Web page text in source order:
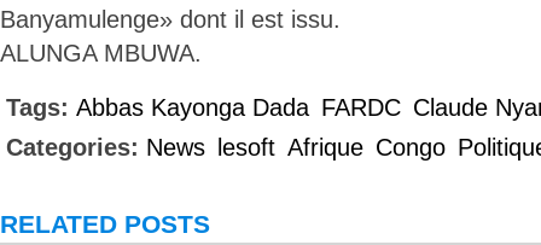
Banyamulenge» dont il est issu.
ALUNGA MBUWA.
Tags: Abbas Kayonga Dada FARDC Claude
Categories: News lesoft Afrique Congo
RELATED POSTS